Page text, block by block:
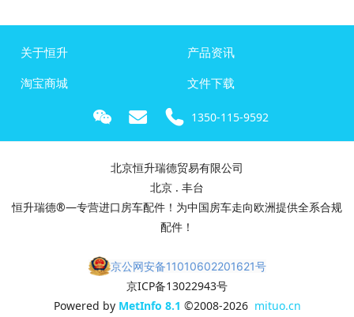
关于恒升
产品资讯
淘宝商城
文件下载
1350-115-9592
北京恒升瑞德贸易有限公司
北京 . 丰台
恒升瑞德®—专营进口房车配件！为中国房车走向欧洲提供全系合规
配件！
京公网安备11010602201621号
京ICP备13022943号
Powered by MetInfo 8.1 ©2008-2026 mituo.cn